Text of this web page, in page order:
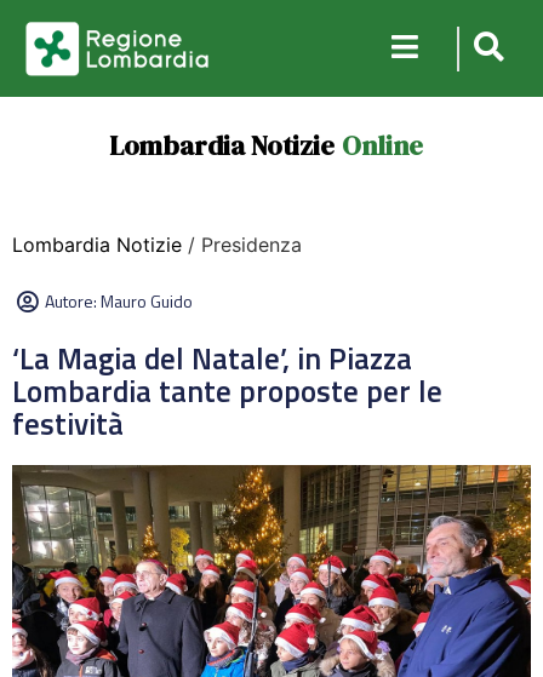
Lombardia Notizie Online
Lombardia Notizie / Presidenza
Autore:Mauro Guido
‘La Magia del Natale’, in Piazza
Lombardia tante proposte per le
festività